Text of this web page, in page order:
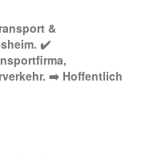
&
✔️
➡️ Hoffentlich